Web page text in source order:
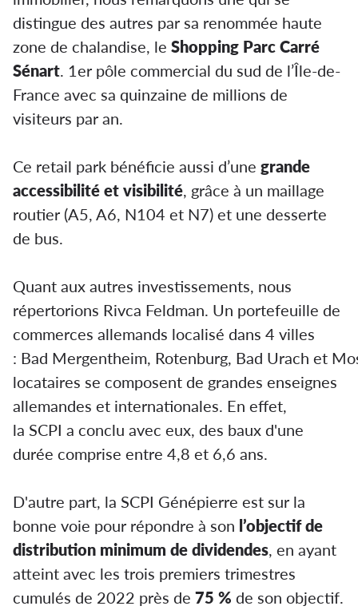
distingue des autres par sa renommée haute
zone de chalandise, le Shopping Parc Carré
Sénart. 1er pôle commercial du sud de l’Île-de-
France avec sa quinzaine de millions de
visiteurs par an.
Ce retail park bénéficie aussi d’une grande
accessibilité et visibilité, grâce à un maillage
routier (A5, A6, N104 et N7) et une desserte
de bus.
Quant aux autres investissements, nous
répertorions Rivca Feldman. Un portefeuille de
commerces allemands localisé dans 4 villes
: Bad Mergentheim, Rotenburg, Bad Urach et
locataires se composent de grandes enseignes
allemandes et internationales. En effet,
la SCPI a conclu avec eux, des baux d'une
durée comprise entre 4,8 et 6,6 ans.
D'autre part, la SCPI Génépierre est sur la
bonne voie pour répondre à son l’objectif de
distribution minimum de dividendes, en ayant
atteint avec les trois premiers trimestres
cumulés de 2022 près de 75 % de son objectif.